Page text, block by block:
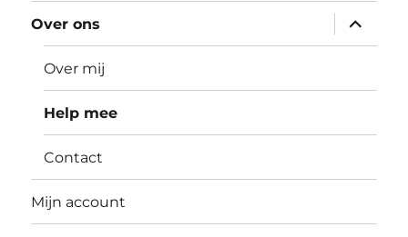
Over ons
Over mij
Help mee
Contact
Mijn account